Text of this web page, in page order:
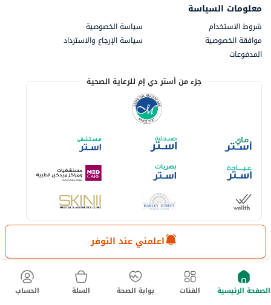
اعلمني عند التوفر
معلومات السياسة
شروط الاستخدام
سياسة الخصوصية
موافقة الخصوصية
سياسة الإرجاع والاسترداد
المدفوعات
جزء من أستر دي إم للرعاية الصحية
لا تفوت آخر العروض والخصومات
الصفحة الرئيسية الفئات بوابة الصحة السلة الحساب